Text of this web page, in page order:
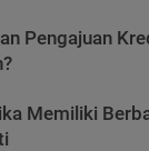
Pengajuan
Memiliki